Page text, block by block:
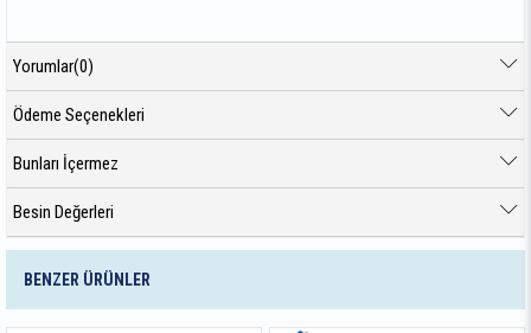
Yorumlar(0)
Ödeme Seçenekleri
Bunları İçermez
Besin Değerleri
BENZER ÜRÜNLER